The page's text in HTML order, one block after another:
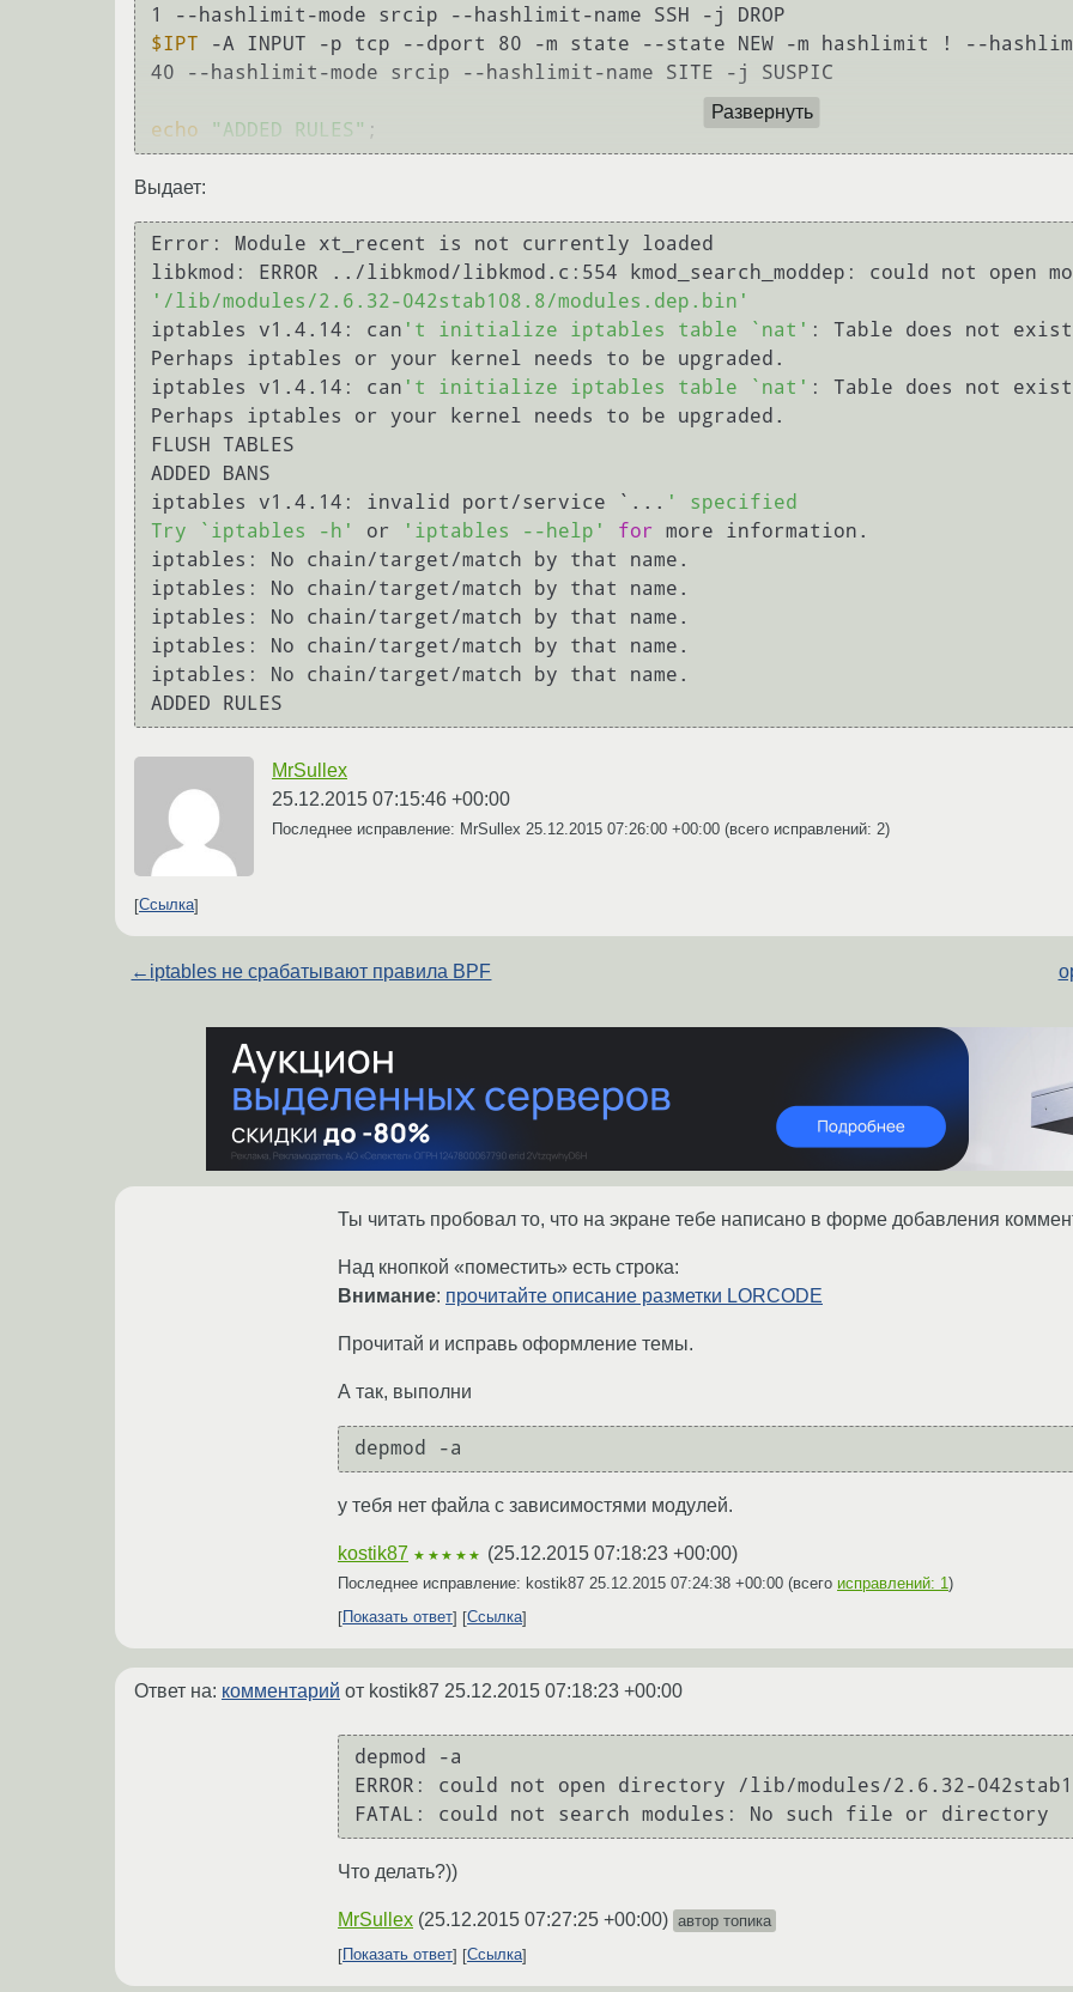
$IPT -A INPUT -p tcp --dport 80 -m state --state NEW -m hashlimit ! --
40 --hashlimit-mode srcip --hashlimit-name SITE -j SUSPIC
echo "ADDED RULES"
Развернуть
Выдает:
Error: Module xt_recent is not currently loaded
'/lib/modules/2.6.32-042stab108.8/modules.dep.bin'
iptables v1.4.14: can 't initialize iptables table `nat' : Table does not
Perhaps iptables or your kernel needs to be upgraded.
iptables v1.4.14: can 't initialize iptables table `nat' : Table does not
Perhaps iptables or your kernel needs to be upgraded.
FLUSH TABLES
ADDED BANS
iptables v1.4.14: invalid port/service `... ' specified
Try `iptables -h'
or 'iptables --help' for
more information.
iptables: No chain/target/match by that name.
iptables: No chain/target/match by that name.
iptables: No chain/target/match by that name.
iptables: No chain/target/match by that name.
iptables: No chain/target/match by that name.
MrSullex
25.12.2015 07:15:46 +00:00
Последнее исправление: MrSullex 25.12.2015 07:26:00 +00:00 (всего исправлений: 2)
Ссылка
← iptables не срабатывают правила BPF
Ты читать пробовал то, что на экране тебе написано в форме добавления
Над кнопкой «поместить» есть строка:
Внимание: прочитайте описание разметки LORCODE
Прочитай и исправь оформление темы.
А так, выполни
у тебя нет файла с зависимостями модулей.
kostik87 ★★★★★ (25.12.2015 07:18:23 +00:00)
Последнее исправление: kostik87 25.12.2015 07:24:38 +00:00 (всего исправлений: 1 )
Показать ответ
Ссылка
Ответ на: комментарий от kostik87 25.12.2015 07:18:23 +00:00
depmod -a
ERROR: could not open directory /lib/modules/2.6.32-
Что делать?))
MrSullex (25.12.2015 07:27:25 +00:00) автор топика
Показать ответ
Ссылка